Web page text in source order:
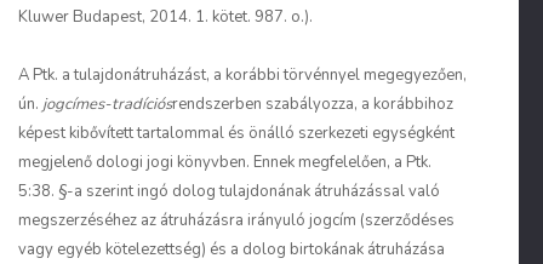
Kluwer Budapest, 2014. 1. kötet. 987. o.).
A Ptk. a tulajdonátruházást, a korábbi törvénnyel megegyezően,
ún. jogcímes-tradíciósrendszerben szabályozza, a korábbihoz
képest kibővített tartalommal és önálló szerkezeti egységként
megjelenő dologi jogi könyvben. Ennek megfelelően, a Ptk.
5:38. §-a szerint ingó dolog tulajdonának átruházással való
megszerzéséhez az átruházásra irányuló jogcím (szerződéses
vagy egyéb kötelezettség) és a dolog birtokának átruházása